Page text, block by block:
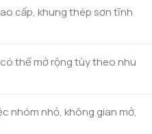
cấp, khung thép sơn tĩnh
thể mở rộng tùy theo nhu
nhóm nhỏ, không gian mở,